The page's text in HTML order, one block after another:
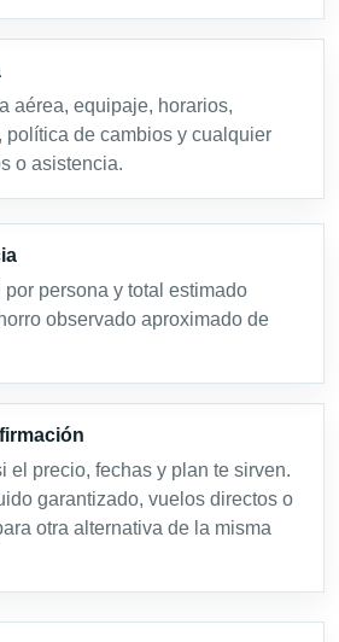
aérea, equipaje, horarios,
política de cambios y cualquier
o asistencia.
persona y total estimado
observado aproximado de
el precio, fechas y plan te sirven.
garantizado, vuelos directos o
otra alternativa de la misma